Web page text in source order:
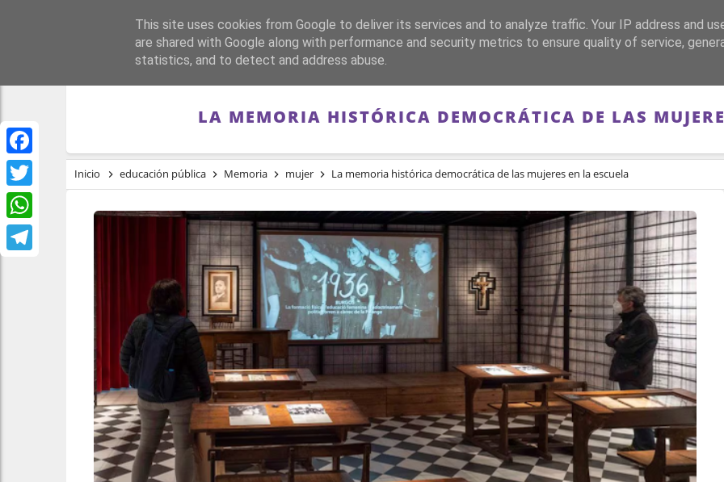
Facebook
Twitter
WhatsApp
PORTADA REPÚBLICA FRANQUISMO GUERRA DE ESPAÑA MEMORIA
LA MEMORIA HISTÓRICA DEMOCRÁTICA DE LAS
Inicio educación pública Memoria mujer La memoria histórica democrática de las mujeres en la escuela
This site uses cookies from Google to deliver its services and to analyze traffic. Your IP address and
are shared with Google along with performance and security metrics to ensure quality of service,
statistics, and to detect and address abuse.